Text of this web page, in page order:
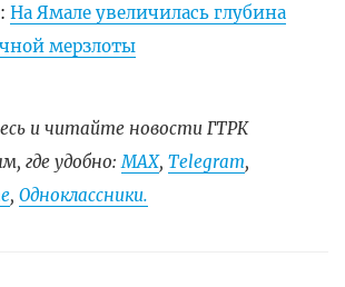
На Ямале увеличилась глубина
мерзлоты
и читайте новости ГТРК
где удобно:МАХ, Telegram,
, Одноклассники.